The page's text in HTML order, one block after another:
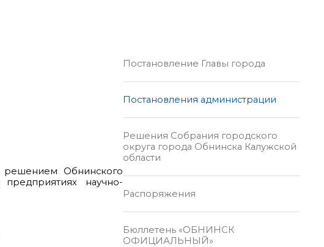
решением Обнинского
научно-
Постановление Главы города
Постановления администрации
Решения Собрания городского
округа города Обнинска Калужской
области
Распоряжения
Бюллетень «ОБНИНСК
ОФИЦИАЛЬНЫЙ»